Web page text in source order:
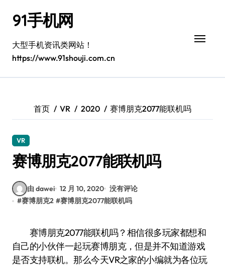
91手机网
大型手机资讯类网站！
https://www.91shouji.com.cn
首页 VR 2020 赛博朋克2077能联机吗
VR
赛博朋克2077能联机吗
由 dawei 12 月 10, 2020 没有评论
#赛博朋克2 #赛博朋克2077能联机吗
赛博朋克2077能联机吗？相信很多玩家都想和
自己的小伙伴一起玩赛博朋克，但是并不知道游戏
是否支持联机。那么今天VR之家的小编就为各位玩